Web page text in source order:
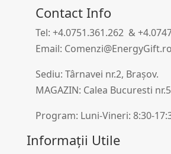
Contact Info
Tel: +4.0751.361.262 &
Email: Comenzi@EnergyGift.ro
Sediu: Târnavei nr.2, Brașov.
MAGAZIN: Calea Bucuresti
Program: Luni-Vineri: 8:30-
Informații Utile